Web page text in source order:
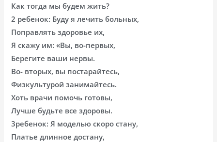
Как тогда мы будем жить?
2 ребенок: Буду я лечить больных,
Поправлять здоровье их,
Я скажу им: «Вы, во-первых,
Берегите ваши нервы.
Во- вторых, вы постарайтесь,
Физкультурой занимайтесь.
Хоть врачи помочь готовы,
Лучше будьте все здоровы.
3ребенок: Я моделью скоро стану,
Платье длинное достану,